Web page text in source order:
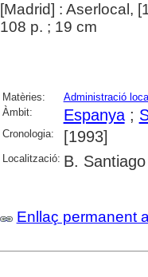
[Madrid] : Aserlocal,
108 p. ; 19 cm
Matèries: Administració
Àmbit:
Espanya;
Cronologia: [1993]
Localització: B.
Enllaç permanent